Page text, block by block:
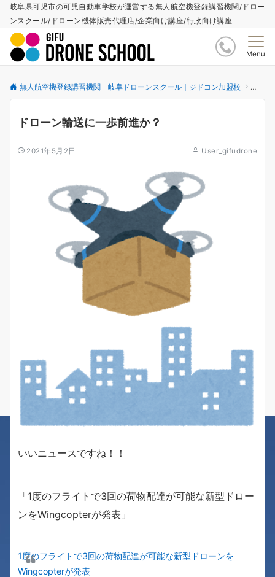
岐阜県可児市の可児自動車学校が運営する無人航空機登録講習機関/ドロー
ンスクール/ドローン機体販売代理店/企業向け講座/行政向け講座
Menu
無人航空機登録講習機関 岐阜ドローンスクール｜ジドコン加盟校 更新
ドローン輸送に一歩前進か？
2021年5月2日 User_gifudrone
いいニュースですね！！
「1度のフライトで3回の荷物配達が可能な新型ドロー
ンをWingcopterが発表」
1度のフライトで3回の荷物配達が可能な新型ドローンを
Wingcopterが発表